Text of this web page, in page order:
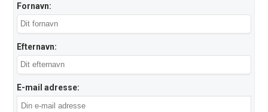
Fornavn:
Efternavn:
E-mail adresse: